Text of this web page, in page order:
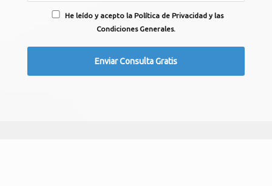
He leído y acepto la Política de Privacidad y las
Condiciones Generales.